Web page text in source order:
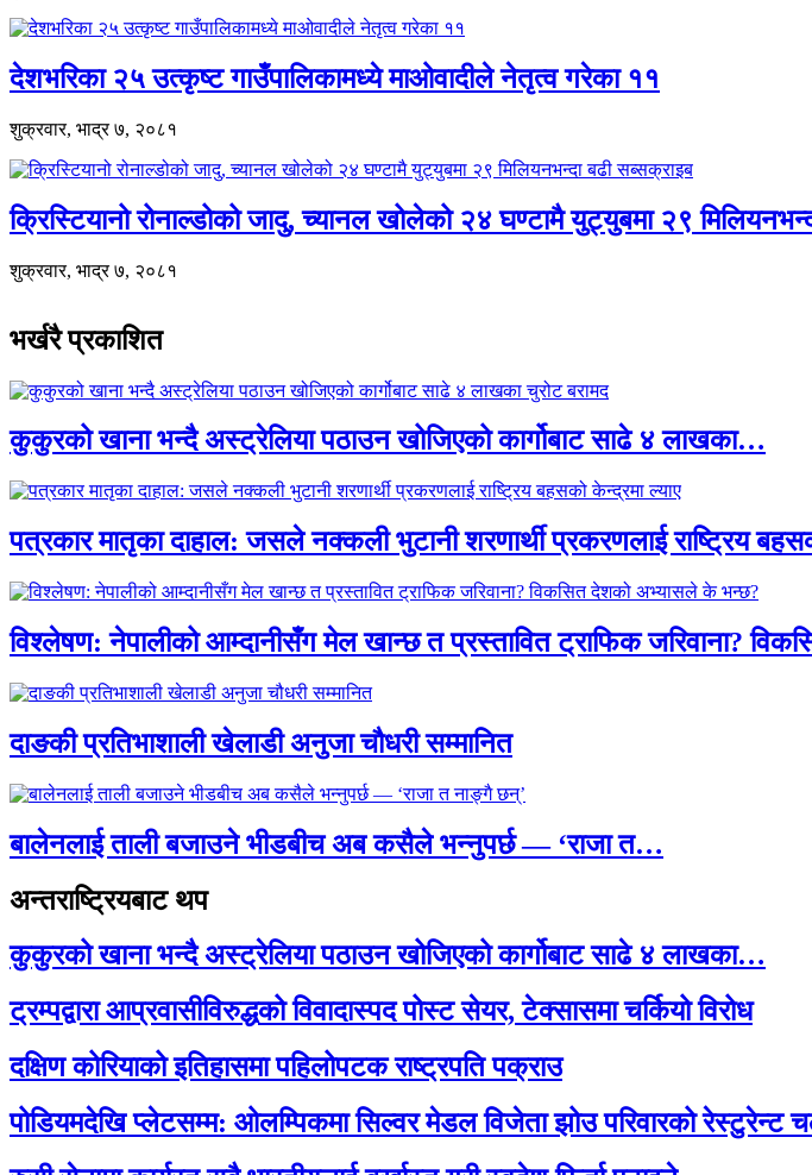
देशभरिका २५ उत्कृष्ट गाउँपालिकामध्ये माओवादीले नेतृत्व गरेका ११
शुक्रवार, भाद्र ७, २०८१
क्रिस्टियानो रोनाल्डोको जादु, च्यानल खोलेको २४ घण्टामै युट्युबमा २९
शुक्रवार, भाद्र ७, २०८१
भर्खरै प्रकाशित
कुकुरको खाना भन्दै अस्ट्रेलिया पठाउन खोजिएको कार्गोबाट साढे ४ लाखका…
पत्रकार मातृका दाहाल: जसले नक्कली भुटानी शरणार्थी प्रकरणलाई राष्ट्रिय
विश्लेषण: नेपालीको आम्दानीसँग मेल खान्छ त प्रस्तावित ट्राफिक जरिवाना?
दाङकी प्रतिभाशाली खेलाडी अनुजा चौधरी सम्मानित
बालेनलाई ताली बजाउने भीडबीच अब कसैले भन्नुपर्छ — ‘राजा त…
अन्तराष्ट्रियबाट थप
कुकुरको खाना भन्दै अस्ट्रेलिया पठाउन खोजिएको कार्गोबाट साढे ४ लाखका…
ट्रम्पद्वारा आप्रवासीविरुद्धको विवादास्पद पोस्ट सेयर, टेक्सासमा चर्कियो विरोध
दक्षिण कोरियाको इतिहासमा पहिलोपटक राष्ट्रपति पक्राउ
पोडियमदेखि प्लेटसम्म: ओलम्पिकमा सिल्वर मेडल विजेता झोउ परिवारको रेस्टुरेन्ट